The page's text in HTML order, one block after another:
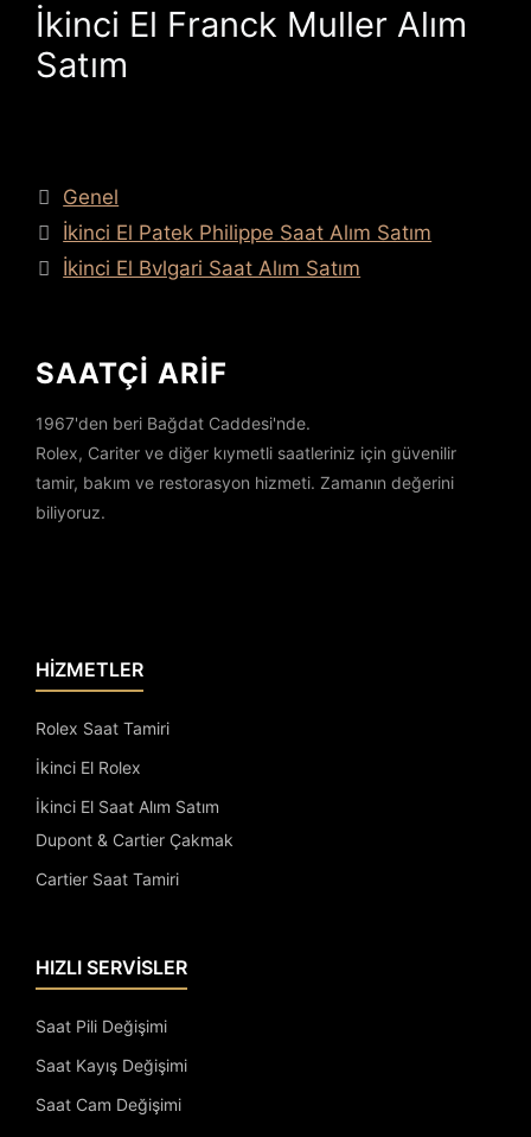
İkinci El Franck Muller Alım
Satım
Kategoriler
Genel
İkinci El Patek Philippe Saat Alım Satım
İkinci El Bvlgari Saat Alım Satım
SAATÇİ ARİF
1967'den beri Bağdat Caddesi'nde.
Rolex, Cariter ve diğer kıymetli saatleriniz için güvenilir
tamir, bakım ve restorasyon hizmeti. Zamanın değerini
biliyoruz.
HİZMETLER
Rolex Saat Tamiri
İkinci El Rolex
İkinci El Saat Alım Satım
Dupont & Cartier Çakmak
Cartier Saat Tamiri
HIZLI SERVİSLER
Saat Pili Değişimi
Saat Kayış Değişimi
Saat Cam Değişimi